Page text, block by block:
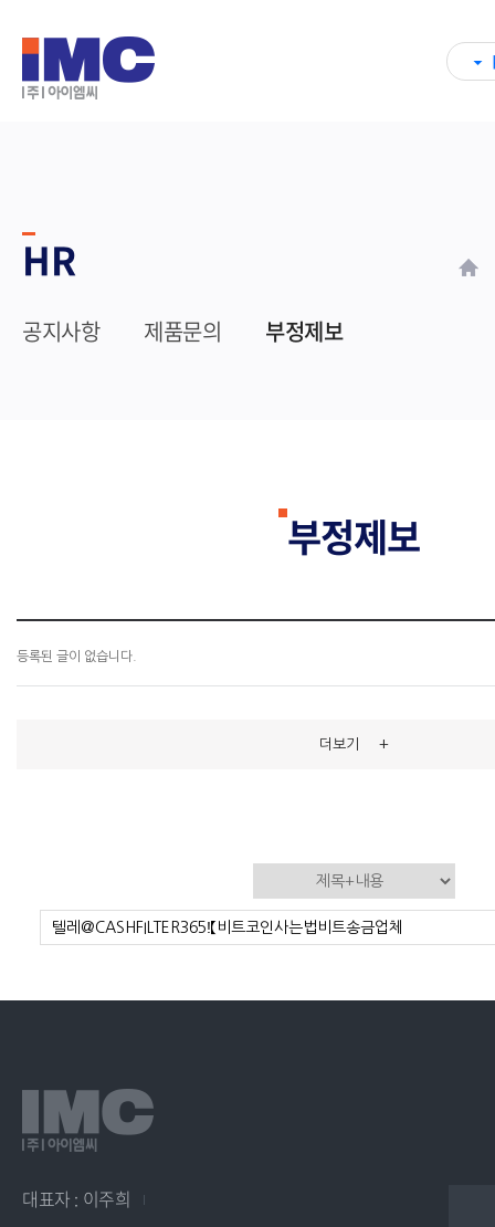
HR
공지사항 제품문의 부정제보
부정제보
등록된 글이 없습니다.
더보기 +
대표자 : 이주희